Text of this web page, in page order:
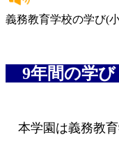
義務教育学校の学び(
9年間の学
本学園は義務教育